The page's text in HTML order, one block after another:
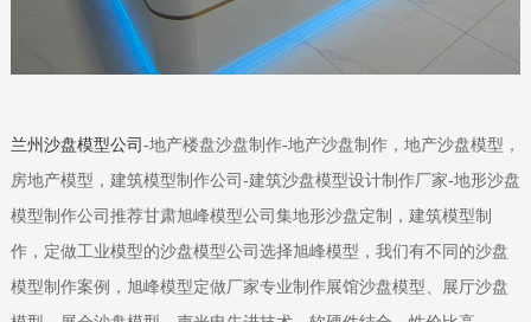
兰州沙盘模型公司‌ -地产楼盘沙盘制作-地产沙盘制作，地产沙盘模型，
房地产模型，建筑模型制作公司-建筑沙盘模型设计制作厂家-地形沙盘
模型制作公司推荐甘肃旭峰模型公司集地形沙盘定制，建筑模型制
作，定做工业模型的沙盘模型公司选择旭峰模型，我们有不同的沙盘
模型制作案例，旭峰模型定做厂家专业制作展馆沙盘模型、展厅沙盘